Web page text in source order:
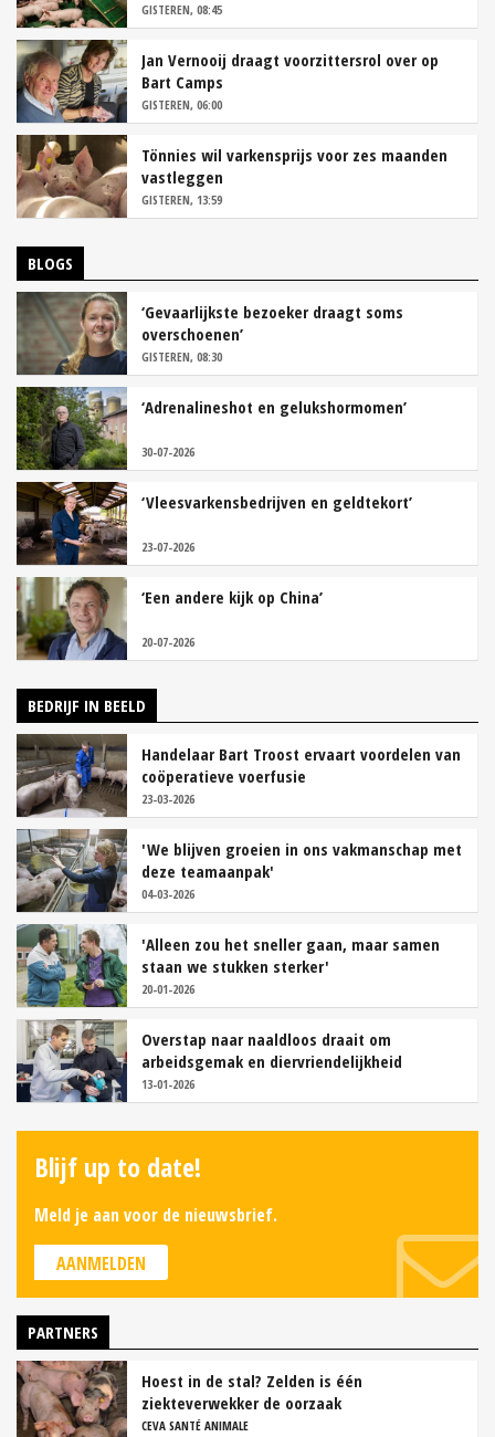
GISTEREN, 08:45
Jan Vernooij draagt voorzittersrol over op
Bart Camps
GISTEREN, 06:00
Tönnies wil varkensprijs voor zes maanden
vastleggen
GISTEREN, 13:59
BLOGS
‘Gevaarlijkste bezoeker draagt soms
overschoenen’
GISTEREN, 08:30
‘Adrenalineshot en gelukshormomen’
30-07-2026
‘Vleesvarkensbedrijven en geldtekort’
23-07-2026
‘Een andere kijk op China’
20-07-2026
BEDRIJF IN BEELD
Handelaar Bart Troost ervaart voordelen van
coöperatieve voerfusie
23-03-2026
'We blijven groeien in ons vakmanschap met
deze teamaanpak'
04-03-2026
'Alleen zou het sneller gaan, maar samen
staan we stukken sterker'
20-01-2026
Overstap naar naaldloos draait om
arbeidsgemak en diervriendelijkheid
13-01-2026
Blijf up to date!
Meld je aan voor de nieuwsbrief.
AANMELDEN
PARTNERS
Hoest in de stal? Zelden is één
ziekteverwekker de oorzaak
CEVA SANTÉ ANIMALE